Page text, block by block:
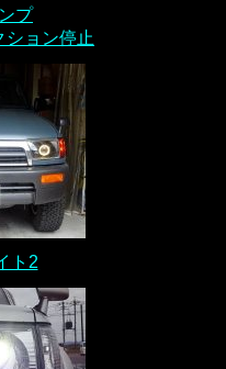
プ
ション停止
ト2